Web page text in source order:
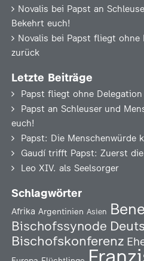
Novalis bei Papst an
Bekehrt euch!
Novalis bei Papst fliegt ohne
zurück
Letzte Beiträge
Papst fliegt ohne
Papst an Schleuser und
euch!
Papst: Die Menschenwürde
Gaudí trifft Papst: Zuerst
Leo XIV. als Seelsorger
Schlagwörter
Afrika Argentinien Asien
Bischofssynode
Bischofskonferenz